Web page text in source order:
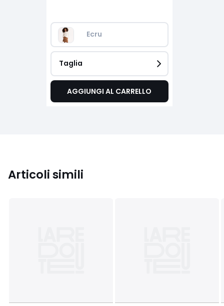
Ecru
Taglia
AGGIUNGI AL CARRELLO
Articoli simili